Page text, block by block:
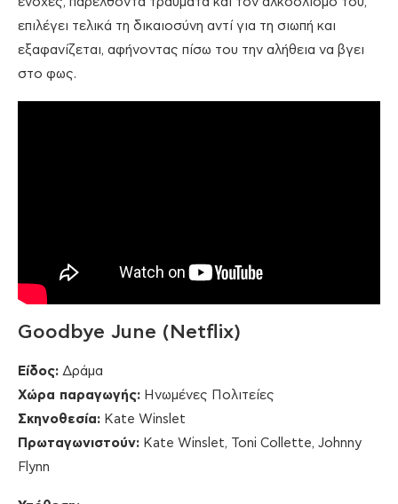
επιλέγει τελικά τη δικαιοσύνη αντί για τη σιωπή και
εξαφανίζεται, αφήνοντας πίσω του την αλήθεια να βγει
στο φως.
Goodbye June (Netflix)
Είδος: Δράμα
Χώρα παραγωγής: Ηνωμένες Πολιτείες
Σκηνοθεσία: Kate Winslet
Πρωταγωνιστούν: Kate Winslet, Toni Collette, Johnny
Flynn